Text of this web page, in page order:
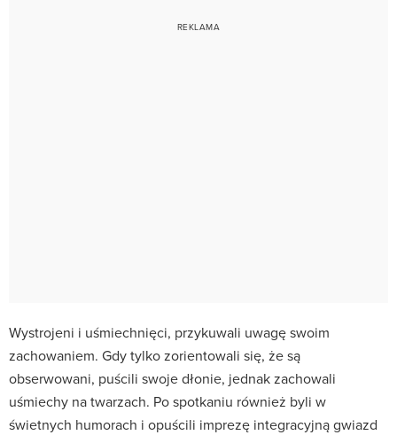
Wystrojeni i uśmiechnięci, przykuwali uwagę swoim
zachowaniem. Gdy tylko zorientowali się, że są
obserwowani, puścili swoje dłonie, jednak zachowali
uśmiechy na twarzach. Po spotkaniu również byli w
świetnych humorach i opuścili imprezę integracyjną gwiazd